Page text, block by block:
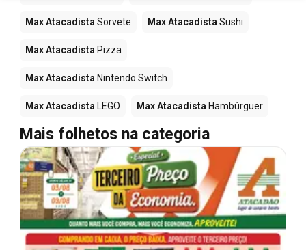
Max Atacadista Sorvete Max Atacadista Sushi
Max Atacadista Pizza
Max Atacadista Nintendo Switch
Max Atacadista LEGO Max Atacadista Hambúrguer
Mais folhetos na categoria